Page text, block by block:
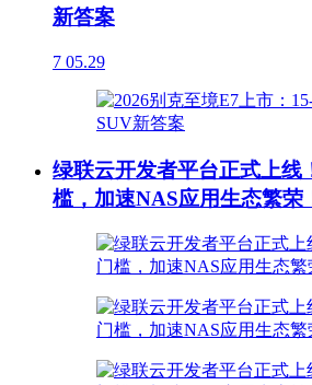
新答案
7 05.29
绿联云开发者平台正式上线
槛，加速NAS应用生态繁荣